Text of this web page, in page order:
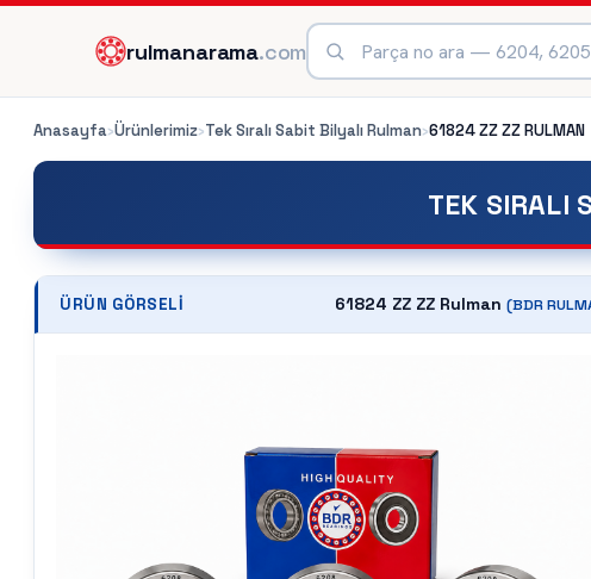
rulmanarama.com
Anasayfa›Ürünlerimiz›Tek Sıralı Sabit Bilyalı Rulman›61824 ZZ ZZRULMAN
TEK SIRALI
ÜRÜN GÖRSELI 61824 ZZ ZZ Rulman (BDR